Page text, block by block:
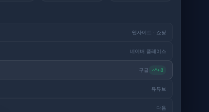
웹사이트 · 쇼핑
네이버 플레이스
구글 +8
유튜브
다음